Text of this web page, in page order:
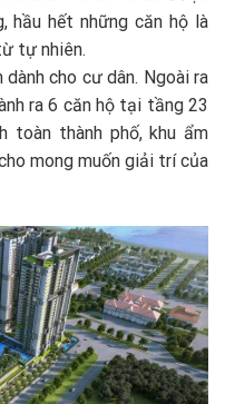
hầu hết những căn hộ là
tự nhiên.
cho cư dân. Ngoài ra
ra 6 căn hộ tại tầng 23
toàn thành phố, khu ẩm
mong muốn giải trí của